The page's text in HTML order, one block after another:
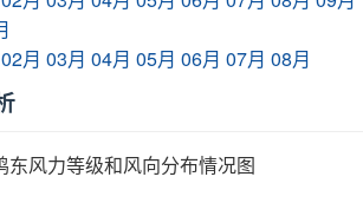
02月 03月 04月 05月 06月 07月 08月
东风力等级和风向分布情况图